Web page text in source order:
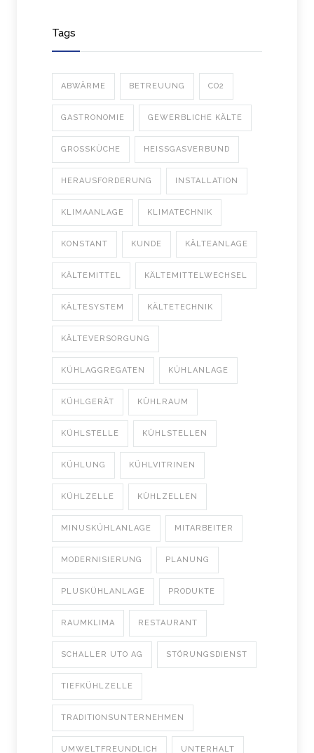
Tags
ABWÄRME BETREUUNG CO2
GASTRONOMIE GEWERBLICHE KÄLTE
GROSSKÜCHE HEISSGASVERBUND
HERAUSFORDERUNG INSTALLATION
KLIMAANLAGE KLIMATECHNIK
KONSTANT KUNDE KÄLTEANLAGE
KÄLTEMITTEL KÄLTEMITTELWECHSEL
KÄLTESYSTEM KÄLTETECHNIK
KÄLTEVERSORGUNG
KÜHLAGGREGATEN KÜHLANLAGE
KÜHLGERÄT KÜHLRAUM
KÜHLSTELLE KÜHLSTELLEN
KÜHLUNG KÜHLVITRINEN
KÜHLZELLE KÜHLZELLEN
MINUSKÜHLANLAGE MITARBEITER
MODERNISIERUNG PLANUNG
PLUSKÜHLANLAGE PRODUKTE
RAUMKLIMA RESTAURANT
SCHALLER UTO AG STÖRUNGSDIENST
TIEFKÜHLZELLE
TRADITIONSUNTERNEHMEN
UMWELTFREUNDLICH UNTERHALT